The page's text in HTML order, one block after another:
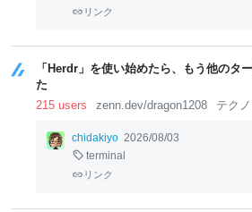
リンク
「Herdr」を使い始めたら、もう他のタ
た
215 users
zenn.dev/dragon1208 テク
chidakiyo 2026/08/03
terminal
リンク